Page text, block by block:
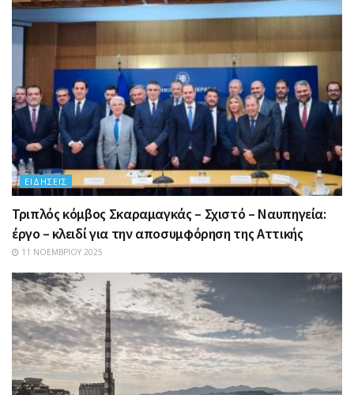
ΕΙΔΉΣΕΙΣ
Τριπλός κόμβος Σκαραμαγκάς – Σχιστό – Ναυπηγεία:
έργο – κλειδί για την αποσυμφόρηση της Αττικής
11 ΝΟΕΜΒΡΊΟΥ 2025